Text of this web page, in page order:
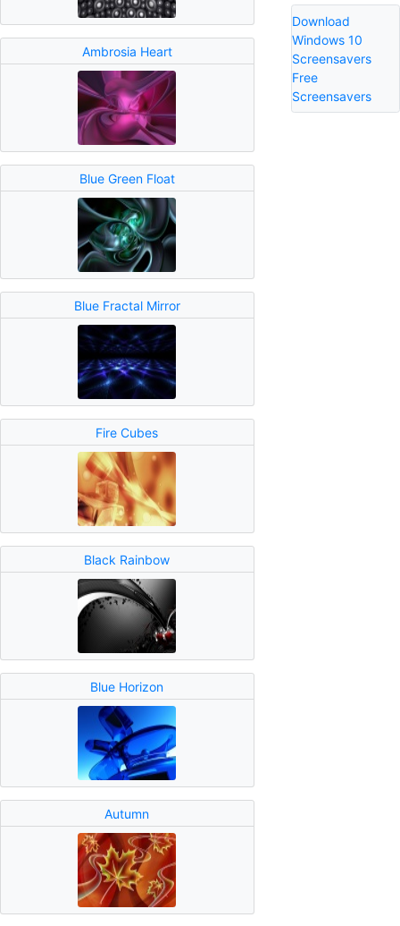
Ambrosia Heart
Blue Green Float
Blue Fractal Mirror
Fire Cubes
Black Rainbow
Blue Horizon
Autumn
Download
Windows 10
Screensavers
Free
Screensavers